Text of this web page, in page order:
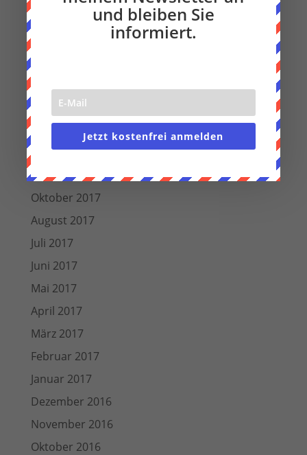
Oktober 2018
September 2018
August 2018
Juli 2018
Juni 2018
März 2018
Dezember 2017
November 2017
Oktober 2017
August 2017
Juli 2017
Juni 2017
Mai 2017
April 2017
März 2017
Februar 2017
Januar 2017
Dezember 2016
November 2016
Oktober 2016
und bleiben Sie
informiert.
Jetzt kostenfrei anmelden